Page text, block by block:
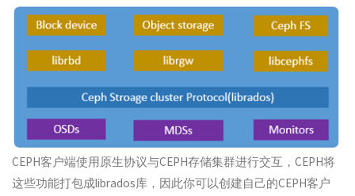
CEPH客户端使用原生协议与CEPH存储集群进行交互，CEPH将
这些功能打包成librados库，因此你可以创建自己的CEPH客户